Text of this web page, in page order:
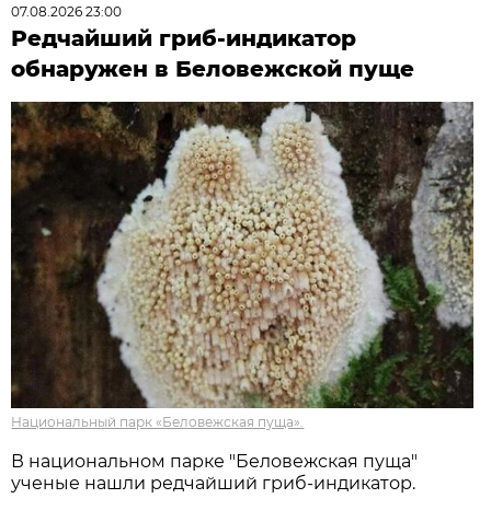
07.08.2026 23:00
Редчайший гриб-индикатор
обнаружен в Беловежской пуще
Национальный парк «Беловежская пуща».
В национальном парке "Беловежская пуща"
ученые нашли редчайший гриб-индикатор.